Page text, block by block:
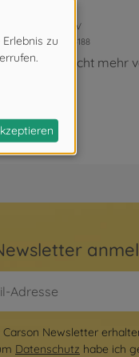
Archiv
500404188
Nicht mehr
Newsletter
Datenschutz habe ich